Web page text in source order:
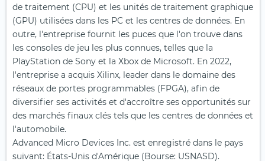
de traitement (CPU) et les unités de traitement graphique
(GPU) utilisées dans les PC et les centres de données. En
outre, l'entreprise fournit les puces que l'on trouve dans
les consoles de jeu les plus connues, telles que la
PlayStation de Sony et la Xbox de Microsoft. En 2022,
l'entreprise a acquis Xilinx, leader dans le domaine des
réseaux de portes programmables (FPGA), afin de
diversifier ses activités et d'accroître ses opportunités sur
des marchés finaux clés tels que les centres de données et
l'automobile.
Advanced Micro Devices Inc. est enregistré dans le pays
suivant: États-Unis d'Amérique (Bourse: USNASD).